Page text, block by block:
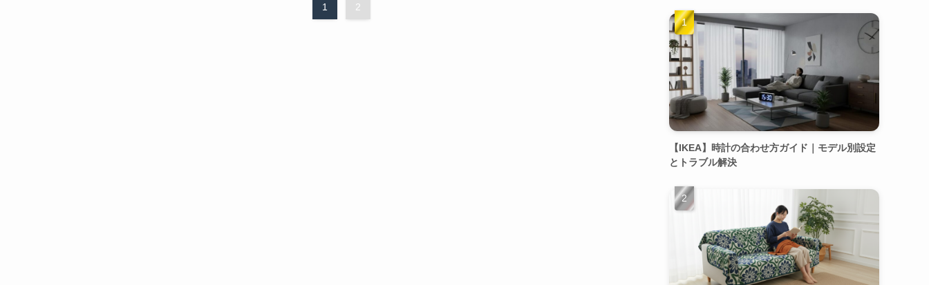
1 2
【IKEA】時計の合わせ方ガイド｜モデル別設定
とトラブル解決